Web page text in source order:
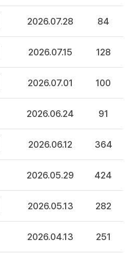
2026.07.28 84
2026.07.15 128
2026.07.01 100
2026.06.24 91
2026.06.12 364
2026.05.29 424
2026.05.13 282
2026.04.13 251